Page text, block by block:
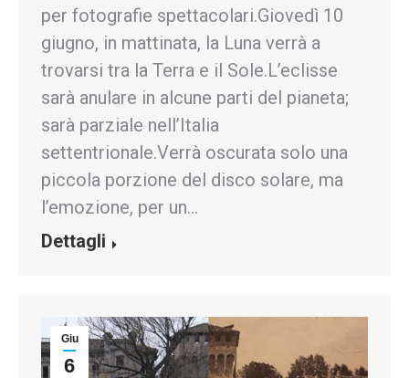
per fotografie spettacolari.Giovedì 10
giugno, in mattinata, la Luna verrà a
trovarsi tra la Terra e il Sole.L’eclisse
sarà anulare in alcune parti del pianeta;
sarà parziale nell’Italia
settentrionale.Verrà oscurata solo una
piccola porzione del disco solare, ma
l’emozione, per un…
Dettagli
Giu
6